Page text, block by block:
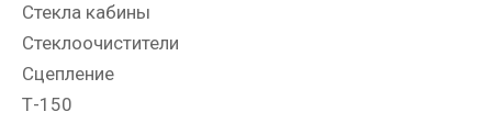
Стекла кабины
Стеклоочистители
Сцепление
Т-150